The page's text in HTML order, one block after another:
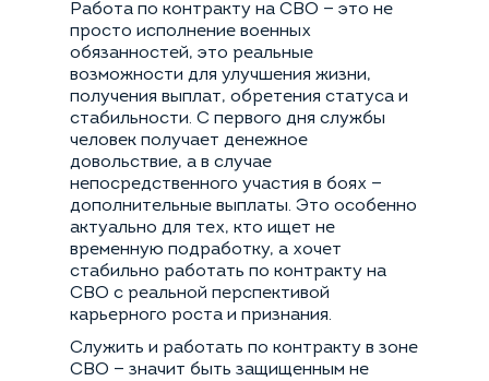
Работа по контракту на СВО — это не
просто исполнение военных
обязанностей, это реальные
возможности для улучшения жизни,
получения выплат, обретения статуса и
стабильности. С первого дня службы
человек получает денежное
довольствие, а в случае
непосредственного участия в боях —
дополнительные выплаты. Это особенно
актуально для тех, кто ищет не
временную подработку, а хочет
стабильно работать по контракту на
СВО с реальной перспективой
карьерного роста и признания.
Служить и работать по контракту в зоне
СВО — значит быть защищенным не